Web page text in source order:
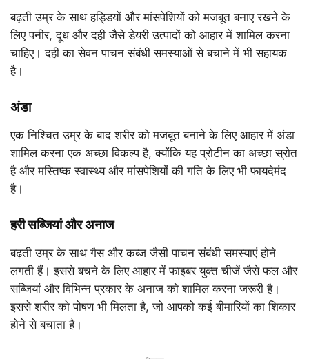
बढ़ती उम्र के साथ हड्डियों और मांसपेशियों को मजबूत बनाए रखने के
लिए पनीर, दूध और दही जैसे डेयरी उत्पादों को आहार में शामिल करना
चाहिए। दही का सेवन पाचन संबंधी समस्याओं से बचाने में भी सहायक
है।
अंडा
एक निश्चित उम्र के बाद शरीर को मजबूत बनाने के लिए आहार में अंडा
शामिल करना एक अच्छा विकल्प है, क्योंकि यह प्रोटीन का अच्छा स्रोत
है और मस्तिष्क स्वास्थ्य और मांसपेशियों की गति के लिए भी फायदेमंद
है।
हरी सब्जियां और अनाज
बढ़ती उम्र के साथ गैस और कब्ज जैसी पाचन संबंधी समस्याएं होने
लगती हैं। इससे बचने के लिए आहार में फाइबर युक्त चीजें जैसे फल और
सब्जियां और विभिन्न प्रकार के अनाज को शामिल करना जरूरी है।
इससे शरीर को पोषण भी मिलता है, जो आपको कई बीमारियों का शिकार
होने से बचाता है।